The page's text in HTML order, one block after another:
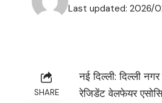
Last updated: 2026/
SHARE
नई दिल्ली: दिल्ली
रेजिडेंट वेलफेयर